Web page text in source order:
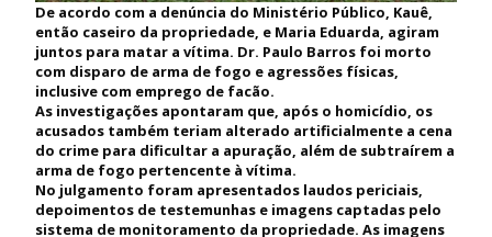
De acordo com a denúncia do Ministério Público, Kauê,
então caseiro da propriedade, e Maria Eduarda, agiram
juntos para matar a vítima. Dr. Paulo Barros foi morto
com disparo de arma de fogo e agressões físicas,
inclusive com emprego de facão.
As investigações apontaram que, após o homicídio, os
acusados também teriam alterado artificialmente a cena
do crime para dificultar a apuração, além de subtraírem a
arma de fogo pertencente à vítima.
No julgamento foram apresentados laudos periciais,
depoimentos de testemunhas e imagens captadas pelo
sistema de monitoramento da propriedade. As imagens